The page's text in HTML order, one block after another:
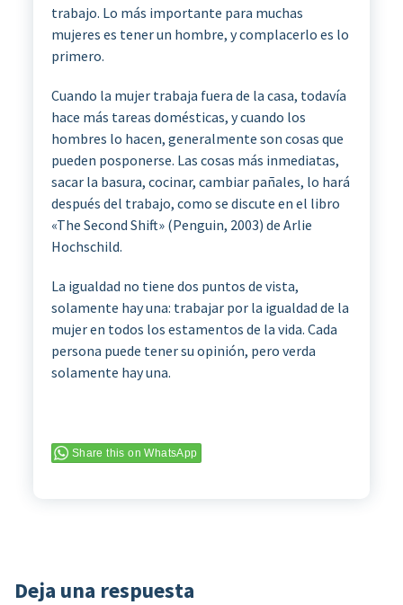
trabajo. Lo más importante para muchas
mujeres es tener un hombre, y complacerlo es lo
primero.
Cuando la mujer trabaja fuera de la casa, todavía
hace más tareas domésticas, y cuando los
hombres lo hacen, generalmente son cosas que
pueden posponerse. Las cosas más inmediatas,
sacar la basura, cocinar, cambiar pañales, lo hará
después del trabajo, como se discute en el libro
«The Second Shift» (Penguin, 2003) de Arlie
Hochschild.
La igualdad no tiene dos puntos de vista,
solamente hay una: trabajar por la igualdad de la
mujer en todos los estamentos de la vida. Cada
persona puede tener su opinión, pero verda
solamente hay una.
Share this on WhatsApp
Deja una respuesta